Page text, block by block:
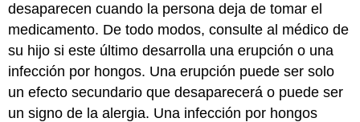
desaparecen cuando la persona deja de tomar el
medicamento. De todo modos, consulte al médico de
su hijo si este último desarrolla una erupción o una
infección por hongos. Una erupción puede ser solo
un efecto secundario que desaparecerá o puede ser
un signo de la alergia. Una infección por hongos